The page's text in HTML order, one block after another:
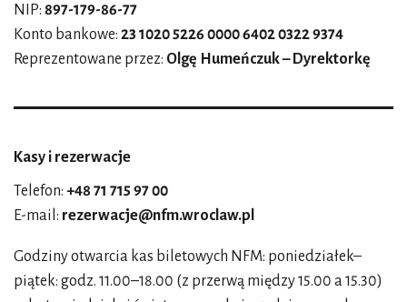
NIP: 897-179-86-77
Konto bankowe: 23 1020 5226 0000 6402 0322 9374
Reprezentowane przez: Olgę Humeńczuk – Dyrektorkę
Kasy i rezerwacje
Telefon: +48 71 715 97 00
E-mail: rezerwacje@nfm.wroclaw.pl
Godziny otwarcia kas biletowych NFM: poniedziałek–
piątek: godz. 11.00–18.00 (z przerwą między 15.00 a 15.30)